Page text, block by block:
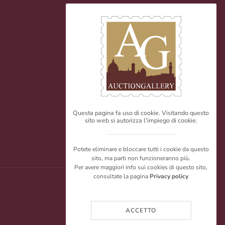
Questa pagina fa uso di cookie. Visitando questo
sito web si autorizza l'impiego di cookie.
Potete eliminare e bloccare tutti i cookie da questo
sito, ma parti non funzioneranno più.
Per avere maggiori info sui cookies di questo sito,
consultate la pagina Privacy policy
ACCETTO